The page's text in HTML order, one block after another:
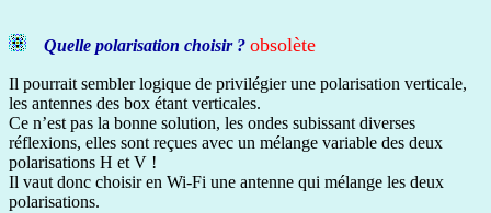
Quelle polarisation choisir ? obsolète
Il pourrait sembler logique de privilégier une polarisation verticale,
les antennes des box étant verticales.
Ce n’est pas la bonne solution, les ondes subissant diverses
réflexions, elles sont reçues avec un mélange variable des deux
polarisations H et V !
Il vaut donc choisir en Wi-Fi une antenne qui mélange les deux
polarisations.